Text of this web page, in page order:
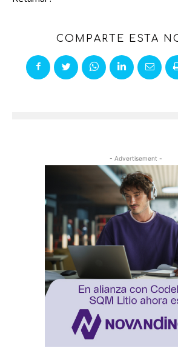
COMPARTE ESTA
- Advertisement -